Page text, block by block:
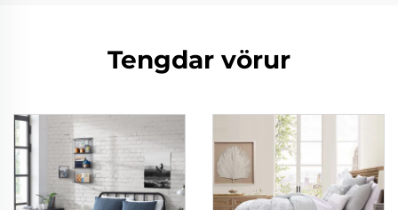
Tengdar vörur